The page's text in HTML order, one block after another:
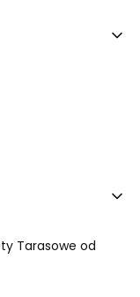
Tarasowe od